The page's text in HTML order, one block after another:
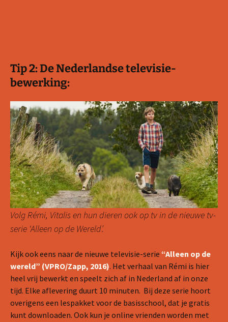
Tip 2: De Nederlandse televisie-
bewerking:
Volg Rémi, Vitalis en hun dieren ook op tv in de nieuwe tv-
serie ‘Alleen op de Wereld’.
Kijk ook eens naar de nieuwe televisie-serie “Alleen op de
wereld” (VPRO/Zapp, 2016). Het verhaal van Rémi is hier
heel vrij bewerkt en speelt zich af in Nederland af in onze
tijd. Elke aflevering duurt 10 minuten. Bij deze serie hoort
overigens een lespakket voor de basisschool, dat je gratis
kunt downloaden. Ook kun je online vrienden worden met